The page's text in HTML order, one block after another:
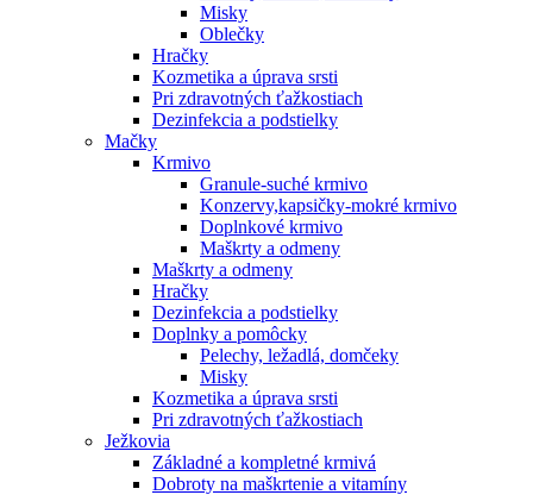
Misky
Oblečky
Hračky
Kozmetika a úprava srsti
Pri zdravotných ťažkostiach
Dezinfekcia a podstielky
Mačky
Krmivo
Granule-suché krmivo
Konzervy,kapsičky-mokré krmivo
Doplnkové krmivo
Maškrty a odmeny
Maškrty a odmeny
Hračky
Dezinfekcia a podstielky
Doplnky a pomôcky
Pelechy, ležadlá, domčeky
Misky
Kozmetika a úprava srsti
Pri zdravotných ťažkostiach
Ježkovia
Základné a kompletné krmivá
Dobroty na maškrtenie a vitamíny